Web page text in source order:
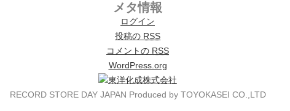
メタ情報
ログイン
投稿の RSS
コメントの RSS
WordPress.org
RECORD STORE DAY JAPAN Produced by TOYOKASEI CO.,LTD